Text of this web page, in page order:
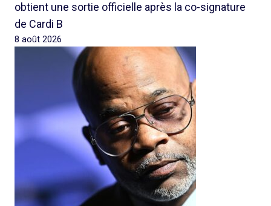
obtient une sortie officielle après la co-signature
de Cardi B
8 août 2026